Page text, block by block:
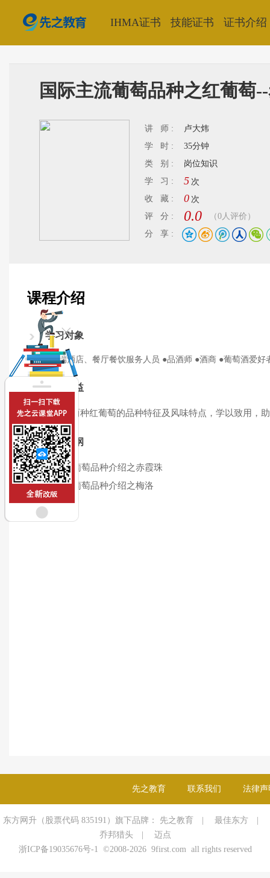
IHMA证书 技能证书 证书介绍
国际主流葡萄品种之红葡萄
讲 师 :
卢大炜
学 时 :
35分钟
类 别 :
岗位知识
学 习 :
5 次
收 藏 :
0 次
评 分 :
0.0
（0人评价）
分 享 :
课程介绍
学习对象
●高端酒店、餐厅餐饮服务人员 ●品酒师 ●酒商 ●葡萄酒爱好
课程收益
●了解两种红葡萄的品种特征及风味特点，学以致用，
课程大纲
一、红葡萄品种介绍之赤霞珠
二、红葡萄品种介绍之梅洛
先之教育 联系我们 法律声
东方网升（股票代码 835191）旗下品牌： 先之教育 最佳东方
乔邦猎头| 迈点
浙ICP备19035676号-1 ©2008-2026 9first.com all rights reserved